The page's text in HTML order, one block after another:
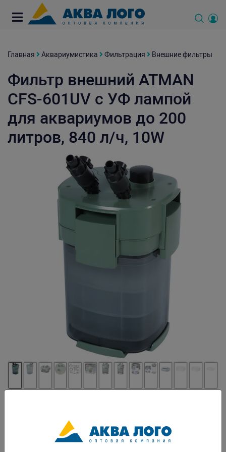
Главная Аквариумистика Фильтрация Внешние фильтры
Фильтр внешний ATMAN
CFS-601UV с УФ лампой
для аквариумов до 200
литров, 840 л/ч, 10W
Удобный внешний фильтр для пресноводных и морских аквариумов.
Прост в установке и удобен в обслуживании. В комплекте вы найдете